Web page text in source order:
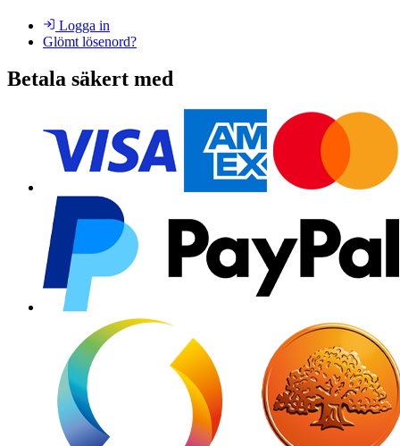
Logga in
Glömt lösenord?
Betala säkert med